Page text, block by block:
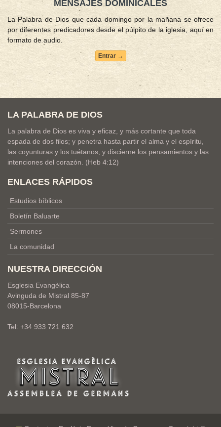
MENSAJES DOMINICALES
La Palabra de Dios que cada domingo por la mañana se ofrece
por diferentes predicadores desde el púlpito de la iglesia, aquí en
formato de audio.
Entrar →
LA PALABRA DE DIOS
La palabra de Dios es viva y eficaz, y más cortante que toda
espada de dos filos; y penetra hasta partir el alma y el espíritu,
las coyunturas y los tuétanos, y discierne los pensamientos y las
intenciones del corazón. (Heb 4:12)
ENLACES RÁPIDOS
Estudios bíblicos
Boletín Baluarte
Sermones
La comunidad
NUESTRA DIRECCIÓN
Esglesia Evangèlica
Avinguda de Mistral 85-87
08015-Barcelona
Tel: +34 933 721 632